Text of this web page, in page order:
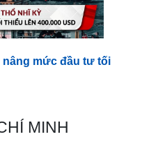
mức đầu tư tối
MINH